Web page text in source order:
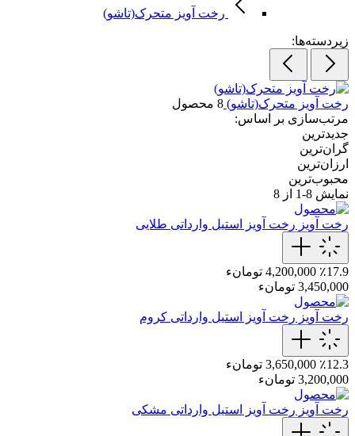
رخت آویز متحرک(تاشو)
زیردسته‌ها:
رخت آویز متحرک(تاشو) 8 محصول
مرتب‌سازی بر اساس:
جدیدترین
گران‌ترین
ارزان‌ترین
محبوب‌ترین
نمایش 8-1 از 8
رخت آویز رخت‌ آویز استیل وارداتی طلایی
٪17.9 4,200,000 تومانء
3,450,000 تومانء
رخت آویز رخت‌ آویز استیل وارداتی کروم
٪12.3 3,650,000 تومانء
3,200,000 تومانء
رخت آویز رخت‌ آویز استیل وارداتی مشکی